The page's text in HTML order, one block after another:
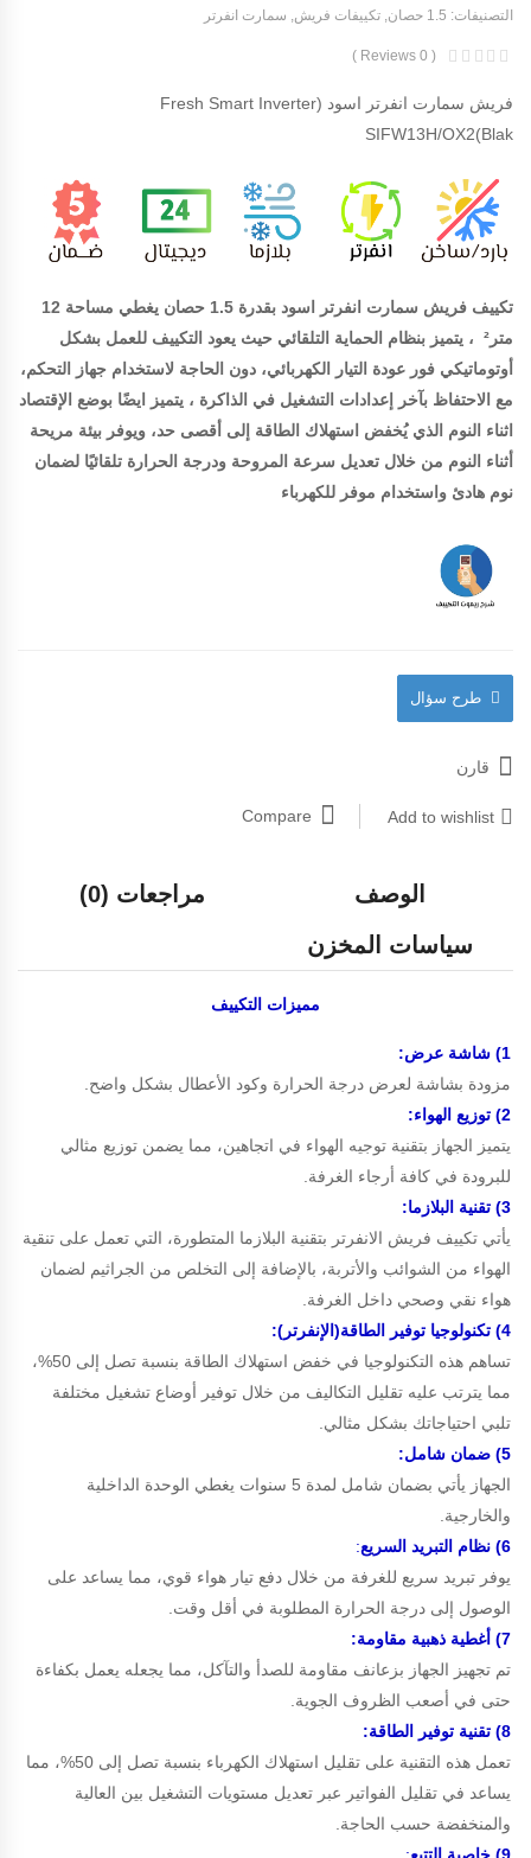
التصنيفات: 1.5 حصان , تكييفات فريش, سمارت انفرتر
( 0 Reviews )
فريش سمارت انفرتر اسود (Fresh Smart Inverter
Blak)SIFW13H/OX2
تكييف فريش سمارت انفرتر اسود بقدرة 1.5 حصان يغطي مساحة 12
متر² ، يتميز بنظام الحماية التلقائي حيث يعود التكييف للعمل بشكل
أوتوماتيكي فور عودة التيار الكهربائي، دون الحاجة لاستخدام جهاز التحكم،
مع الاحتفاظ بآخر إعدادات التشغيل في الذاكرة ، يتميز ايضًا بوضع الإقتصاد
اثناء النوم الذي يُخفض استهلاك الطاقة إلى أقصى حد، ويوفر بيئة مريحة
أثناء النوم من خلال تعديل سرعة المروحة ودرجة الحرارة تلقائيًا لضمان
نوم هادئ واستخدام موفر للكهرباء
طرح سؤال
قارن
Add to wishlist
Compare
الوصف
مراجعات (0)
سياسات المخزن
مميزات التكييف
1) شاشة عرض:
مزودة بشاشة لعرض درجة الحرارة وكود الأعطال بشكل واضح.
2) توزيع الهواء:
يتميز الجهاز بتقنية توجيه الهواء في اتجاهين، مما يضمن توزيع مثالي
للبرودة في كافة أرجاء الغرفة.
3) تقنية البلازما:
يأتي تكييف فريش الانفرتر بتقنية البلازما المتطورة، التي تعمل على تنقية
الهواء من الشوائب والأتربة، بالإضافة إلى التخلص من الجراثيم لضمان
هواء نقي وصحي داخل الغرفة.
4) تكنولوجيا توفير الطاقة(الإنفرتر):
تساهم هذه التكنولوجيا في خفض استهلاك الطاقة بنسبة تصل إلى 50%،
مما يترتب عليه تقليل التكاليف من خلال توفير أوضاع تشغيل مختلفة
تلبي احتياجاتك بشكل مثالي.
5) ضمان شامل:
الجهاز يأتي بضمان شامل لمدة 5 سنوات يغطي الوحدة الداخلية
والخارجية.
6) نظام التبريد السريع
:
يوفر تبريد سريع للغرفة من خلال دفع تيار هواء قوي، مما يساعد على
الوصول إلى درجة الحرارة المطلوبة في أقل وقت.
7) أغطية ذهبية مقاومة:
تم تجهيز الجهاز بزعانف مقاومة للصدأ والتآكل، مما يجعله يعمل بكفاءة
حتى في أصعب الظروف الجوية.
8) تقنية توفير الطاقة:
تعمل هذه التقنية على تقليل استهلاك الكهرباء بنسبة تصل إلى 50%، مما
يساعد في تقليل الفواتير عبر تعديل مستويات التشغيل بين العالية
والمنخفضة حسب الحاجة.
9) خاصية التتبع
: